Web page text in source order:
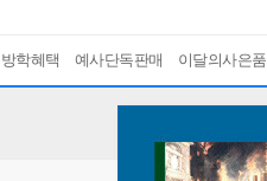
학혜택 예사단독판매 이달의사은품